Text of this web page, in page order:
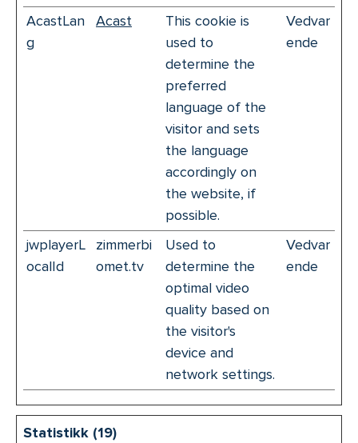
AcastLan
g
Acast
This cookie is
used to
determine the
preferred
language of the
visitor and sets
the language
accordingly on
the website, if
possible.
Vedvar
ende
jwplayerL
ocalId
zimmerbi
omet.tv
Used to
determine the
optimal video
quality based on
the visitor's
device and
network settings.
Vedvar
ende
Statistikk (19)